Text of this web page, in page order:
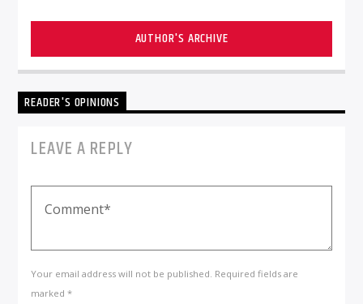
AUTHOR'S ARCHIVE
READER'S OPINIONS
LEAVE A REPLY
Your email address will not be published. Required fields are
marked *